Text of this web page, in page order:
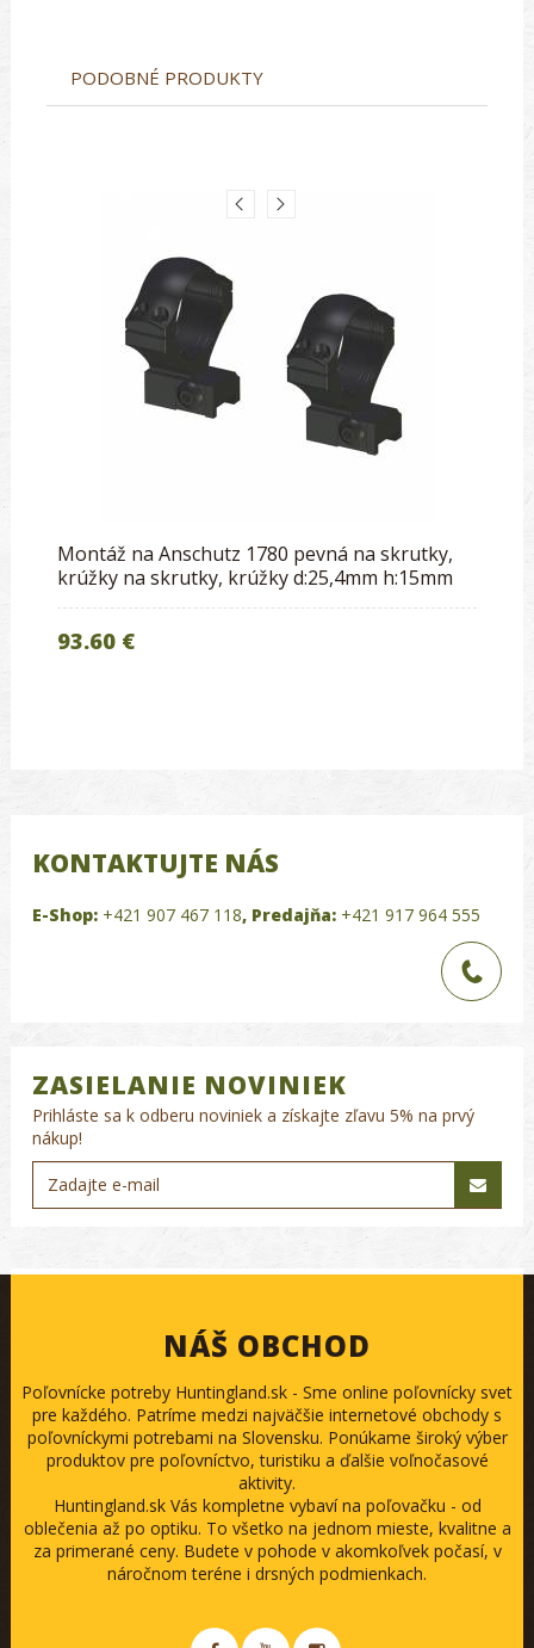
PODOBNÉ PRODUKTY
Montáž na Anschutz 1780 pevná na skrutky,
krúžky na skrutky, krúžky d:25,4mm h:15mm
93.60 €
KONTAKTUJTE NÁS
E-Shop: +421 907 467 118, Predajňa: +421 917 964 555
ZASIELANIE NOVINIEK
Prihláste sa k odberu noviniek a získajte zľavu 5% na prvý
nákup!
NÁŠ OBCHOD
Poľovnícke potreby Huntingland.sk - Sme online poľovnícky svet
pre každého. Patríme medzi najväčšie internetové obchody s
poľovníckymi potrebami na Slovensku. Ponúkame široký výber
produktov pre poľovníctvo, turistiku a ďalšie voľnočasové
aktivity.
Huntingland.sk Vás kompletne vybaví na poľovačku - od
oblečenia až po optiku. To všetko na jednom mieste, kvalitne a
za primerané ceny. Budete v pohode v akomkoľvek počasí, v
náročnom teréne i drsných podmienkach.